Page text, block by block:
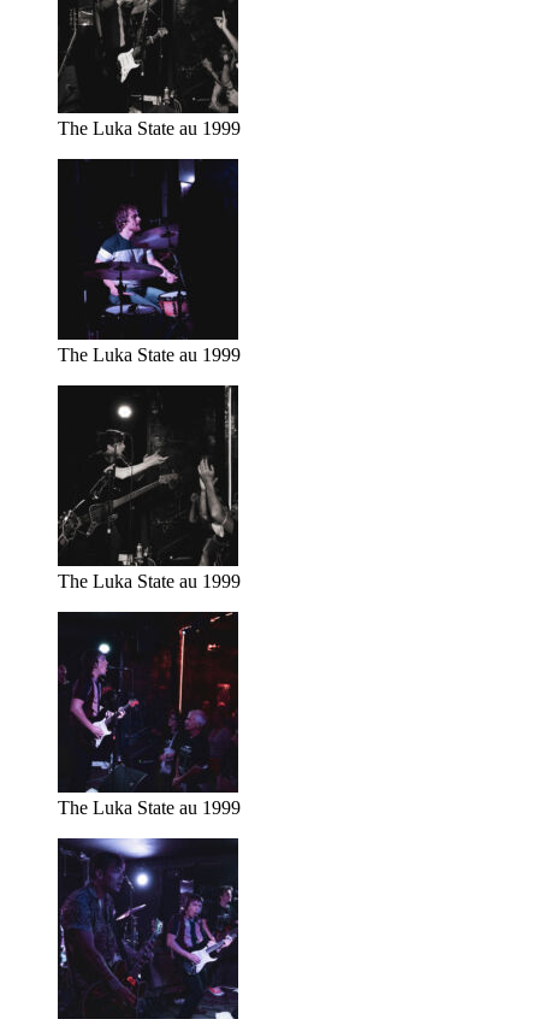
The Luka State au 1999
The Luka State au 1999
The Luka State au 1999
The Luka State au 1999